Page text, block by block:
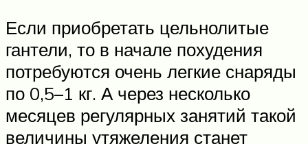
Если приобретать цельнолитые
гантели, то в начале похудения
потребуются очень легкие снаряды
по 0,5–1 кг. А через несколько
месяцев регулярных занятий такой
величины утяжеления станет